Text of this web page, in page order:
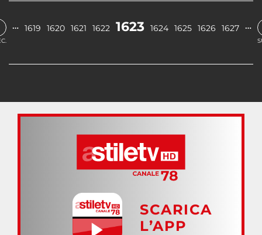
… 1619 1620 1621 1622 1623 1624 1625 1626 1627 …
SCARICA
L’APP